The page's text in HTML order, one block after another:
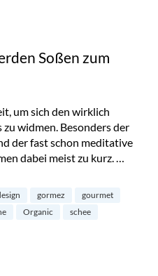
Soßen zum
um sich den wirklich
zu widmen. Besonders der
der fast schon meditative
dabei meist zu kurz. …
zum Hingucker“
gormez
gourmet
Organic schee